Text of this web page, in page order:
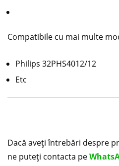
Compatibile cu mai multe
Philips 32PHS4012/12
Etc
Dacă aveți întrebări despre
ne puteți contacta pe